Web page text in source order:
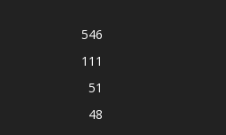
546
111
51
48